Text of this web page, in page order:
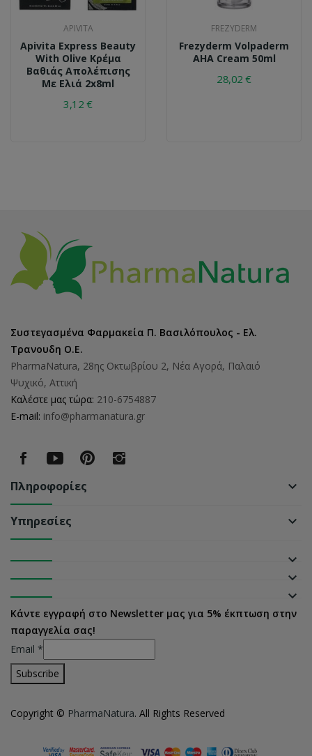
APIVITA
Apivita Express Beauty
With Olive Κρέμα
Βαθιάς Απολέπισης
Με Ελιά 2x8ml
3,12 €
FREZYDERM
Frezyderm Volpaderm
AHA Cream 50ml
28,02 €
Συστεγασμένα Φαρμακεία Π. Βασιλόπουλος - Ελ.
Τρανουδη Ο.Ε.
PharmaNatura, 28ης Οκτωβρίου 2, Νέα Αγορά, Παλαιό
Ψυχικό, Αττική
Καλέστε μας τώρα: 210-6754887
E-mail: info@pharmanatura.gr
Πληροφορίες keyboard_arrow_down
Υπηρεσίες keyboard_arrow_down
keyboard_arrow_down
keyboard_arrow_down
keyboard_arrow_down
Κάντε εγγραφή στο Newsletter μας για 5% έκπτωση στην
παραγγελία σας!
Email *
Copyright © PharmaNatura. All Rights Reserved